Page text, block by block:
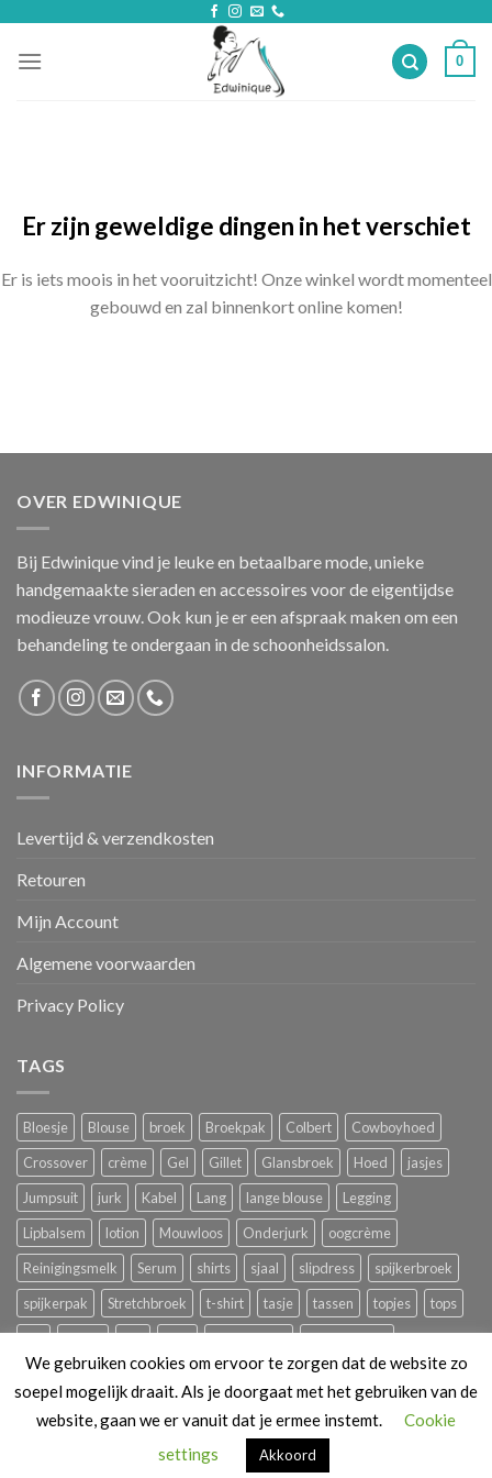
content
0
Er zijn geweldige dingen in het verschiet
Er is iets moois in het vooruitzicht! Onze winkel wordt momenteel
gebouwd en zal binnenkort online komen!
OVER EDWINIQUE
Bij Edwinique vind je leuke en betaalbare mode, unieke
handgemaakte sieraden en accessoires voor de eigentijdse
modieuze vrouw. Ook kun je er een afspraak maken om een
behandeling te ondergaan in de schoonheidssalon.
INFORMATIE
Levertijd & verzendkosten
Retouren
Mijn Account
Algemene voorwaarden
Privacy Policy
TAGS
Bloesje Blouse broek Broekpak Colbert
Cowboyhoed
Crossover
crème Gel Gillet Glansbroek Hoed
jasjes
Jumpsuit
jurk Kabel Lang lange blouse
Legging
Lipbalsem
lotion Mouwloos Onderjurk
oogcrème
Reinigingsmelk
Serum shirts sjaal slipdress
spijkerbroek
spijkerpak
Stretchbroek t-shirt tasje tassen topjes
tops
trui
tuniek ves Vest zomerbroek zomerjurkjes
PRIVACY POLICY ALGEMENE VOORWAARDEN
Copyright 2026 ©Edwinique
We gebruiken cookies om ervoor te zorgen dat de website zo
soepel mogelijk draait. Als je doorgaat met het gebruiken van de
website, gaan we er vanuit dat je ermee instemt.
Cookie
settings
Akkoord